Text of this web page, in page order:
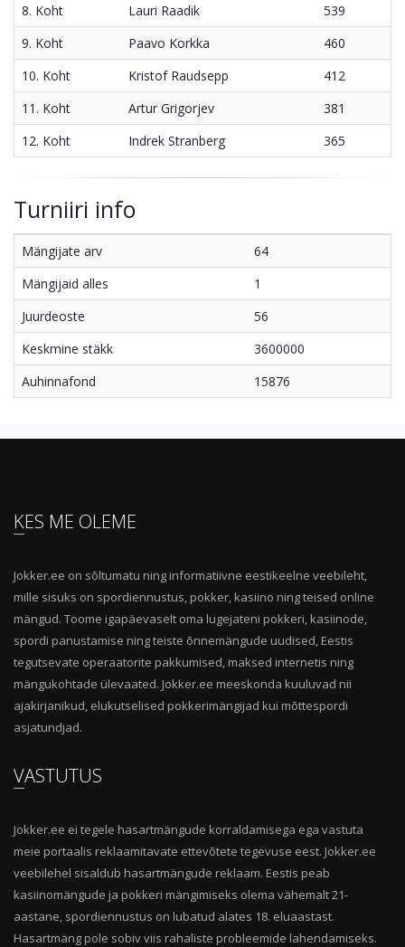
8. Koht
Lauri Raadik
539
9. Koht
Paavo Korkka
460
10. Koht
Kristof Raudsepp
412
11. Koht
Artur Grigorjev
381
12. Koht
Indrek Stranberg 365
Turniiri info
Mängijate arv
64
Mängijaid alles
1
Juurdeoste
56
Keskmine stäkk
3600000
Auhinnafond
15876
KES ME OLEME
Jokker.ee on sõltumatu ning informatiivne eestikeelne veebileht,
mille sisuks on spordiennustus, pokker, kasiino ning teised online
mängud. Toome igapäevaselt oma lugejateni pokkeri, kasiinode,
spordi panustamise ning teiste õnnemängude uudised, Eestis
tegutsevate operaatorite pakkumised, maksed internetis ning
mängukohtade ülevaated. Jokker.ee meeskonda kuuluvad nii
ajakirjanikud, elukutselised pokkerimängijad kui mõttespordi
asjatundjad.
VASTUTUS
Jokker.ee ei tegele hasartmängude korraldamisega ega vastuta
meie portaalis reklaamitavate ettevõtete tegevuse eest. Jokker.ee
veebilehel sisaldub hasartmängude reklaam. Eestis peab
kasiinomängude ja pokkeri mängimiseks olema vähemalt 21-
aastane, spordiennustus on lubatud alates 18. eluaastast.
Hasartmäng pole sobiv viis rahaliste probleemide lahendamiseks.